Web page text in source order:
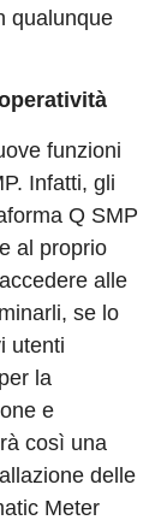
qualunque
funzioni
Infatti, gli
Q SMP
al proprio
alle
se lo
utenti
la
e
così una
delle
Meter